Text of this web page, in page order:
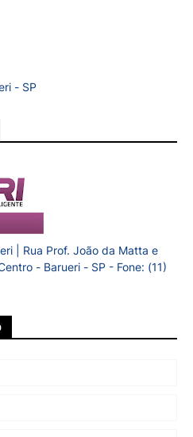
- SP
| Rua Prof. João da Matta e
- Barueri - SP - Fone: (11)